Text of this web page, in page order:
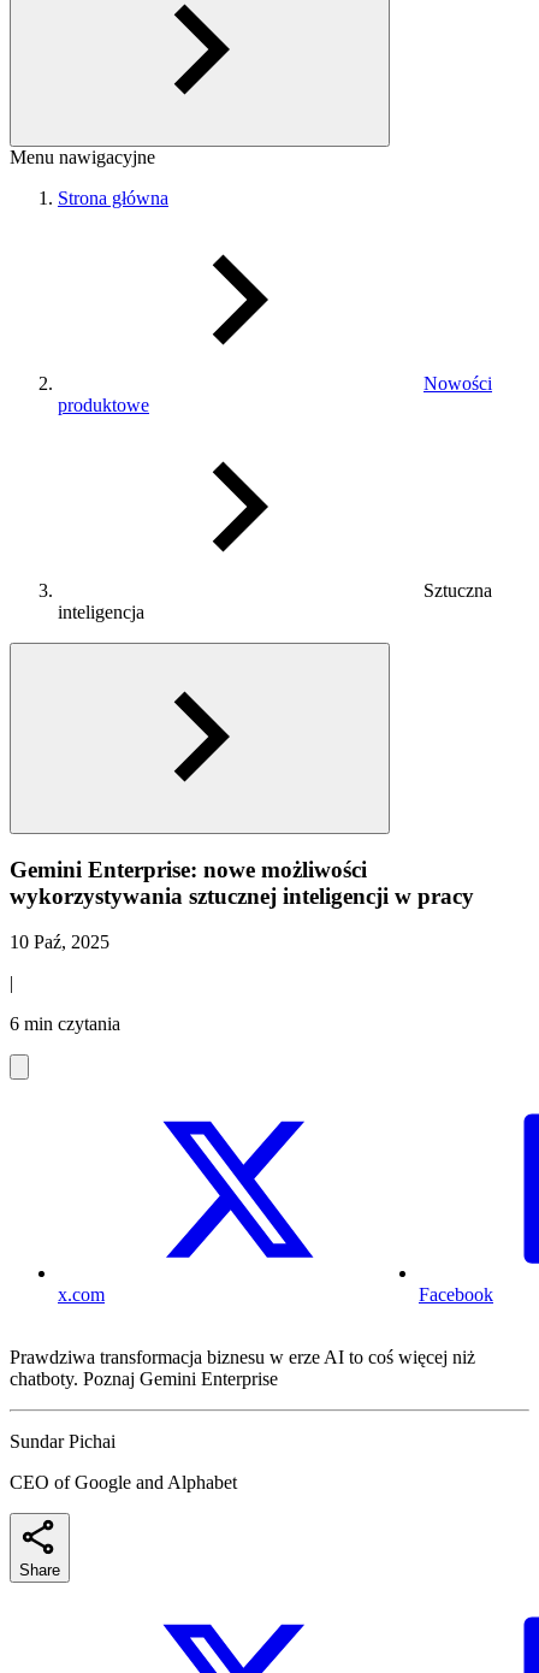
Menu nawigacyjne
Strona główna
Nowości
produktowe
Sztuczna
inteligencja
Gemini Enterprise: nowe możliwości
wykorzystywania sztucznej inteligencji w pracy
10 Paź, 2025
|
6 min czytania
x.com Facebook
Prawdziwa transformacja biznesu w erze AI to coś więcej niż
chatboty. Poznaj Gemini Enterprise
Sundar Pichai
CEO of Google and Alphabet
Share